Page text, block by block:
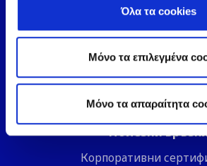
Όλα τα cookies
Μόνο τα επιλεγμένα
Mόνο τα απαραίτητα
Доказано
Климатизация за
Полезни
Корпоративни